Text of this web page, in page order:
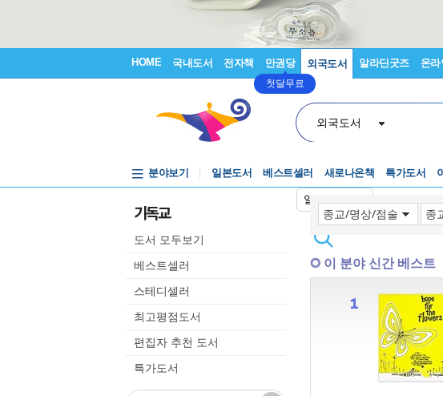
HOME 국내도서 전자책 만권당
첫달무료
외국도서 알라딘굿즈 온
외국도서
일본어입력기
분야보기 일본도서 베스트셀러 새로나온책 특가도서
기독교
도서 모두보기
베스트셀러
스테디셀러
최고평점도서
편집자 추천 도서
특가도서
이 분야 신간 베스트